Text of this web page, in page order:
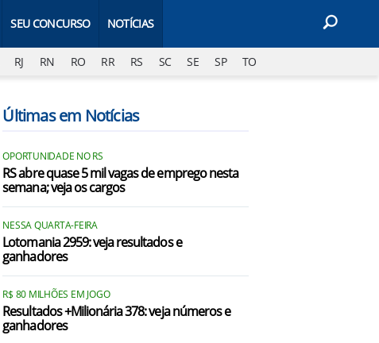
SEU CONCURSO NOTÍCIAS
RJ RN RO RR RS SC SE SP TO
Últimas em Notícias
OPORTUNIDADE NO RS
RS abre quase 5 mil vagas de emprego nesta
semana; veja os cargos
NESSA QUARTA-FEIRA
Lotomania 2959: veja resultados e
ganhadores
R$ 80 MILHÕES EM JOGO
Resultados +Milionária 378: veja números e
ganhadores